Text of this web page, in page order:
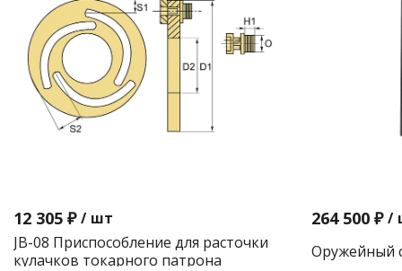
12 305 ₽ / шт
JB-08 Приспособление для расточки
кулачков токарного патрона
264 500 ₽ /
Оружейный